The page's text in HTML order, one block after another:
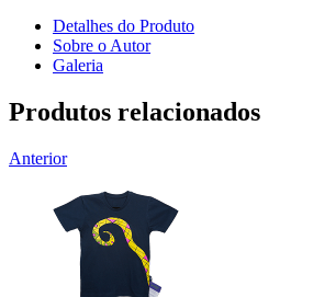
Detalhes do Produto
Sobre o Autor
Galeria
Produtos relacionados
Anterior